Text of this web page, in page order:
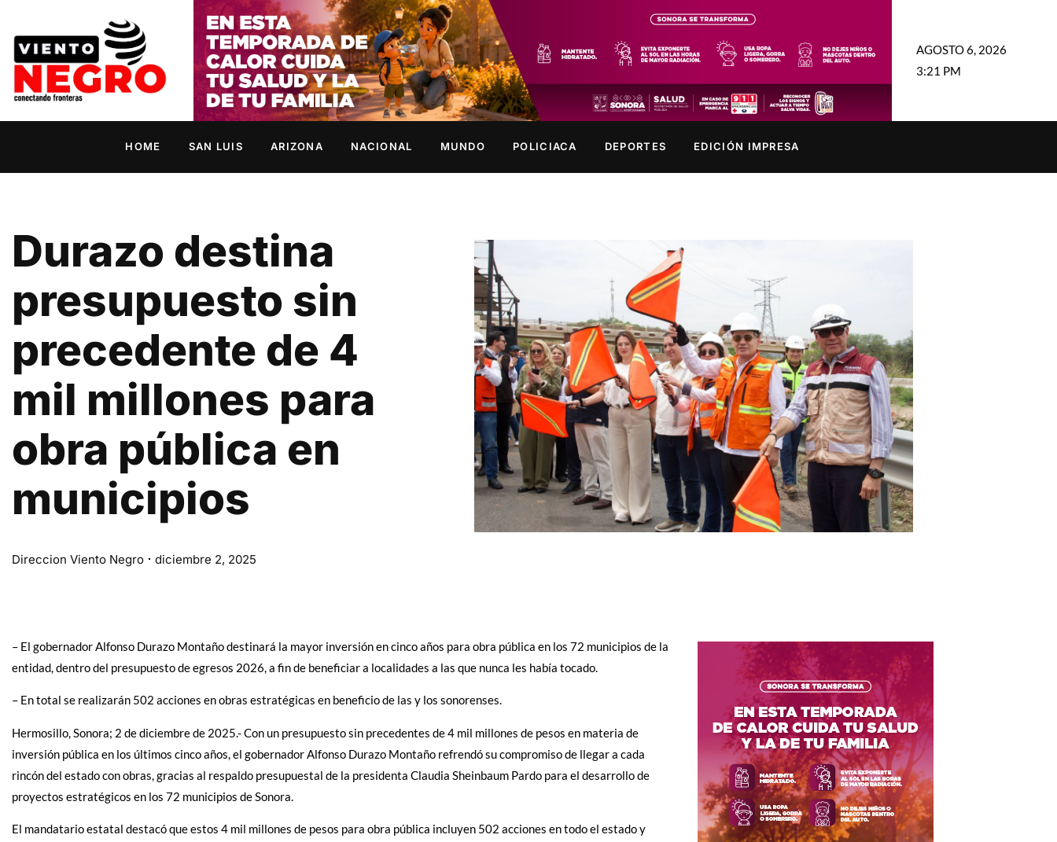
AGOSTO 6, 2026
3:21 PM
HOME SAN LUIS ARIZONA NACIONAL MUNDO POLICIACA DEPORTES EDICIÓN IMPRESA
Durazo destina
presupuesto sin
precedente de 4
mil millones para
obra pública en
municipios
Direccion Viento Negro diciembre 2, 2025
– El gobernador Alfonso Durazo Montaño destinará la mayor inversión en cinco años para obra pública en los 72 municipios de la
entidad, dentro del presupuesto de egresos 2026, a fin de beneficiar a localidades a las que nunca les había tocado.
– En total se realizarán 502 acciones en obras estratégicas en beneficio de las y los sonorenses.
Hermosillo, Sonora; 2 de diciembre de 2025.- Con un presupuesto sin precedentes de 4 mil millones de pesos en materia de
inversión pública en los últimos cinco años, el gobernador Alfonso Durazo Montaño refrendó su compromiso de llegar a cada
rincón del estado con obras, gracias al respaldo presupuestal de la presidenta Claudia Sheinbaum Pardo para el desarrollo de
proyectos estratégicos en los 72 municipios de Sonora.
El mandatario estatal destacó que estos 4 mil millones de pesos para obra pública incluyen 502 acciones en todo el estado y